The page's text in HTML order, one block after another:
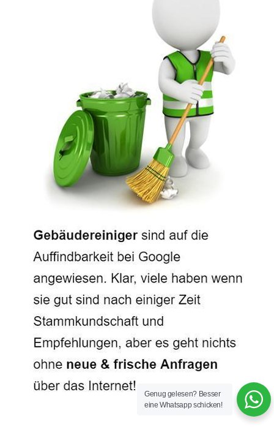
Genug gelesen? Besser
eine Whatsapp schicken!